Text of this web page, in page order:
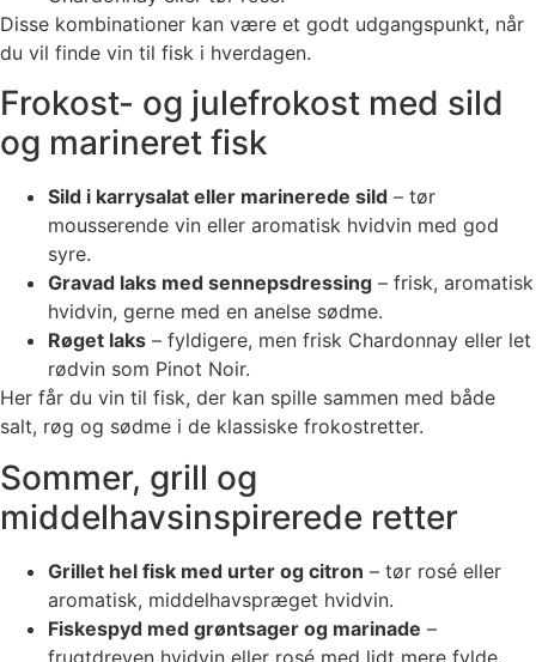
Disse kombinationer kan være et godt udgangspunkt, når
du vil finde vin til fisk i hverdagen.
Frokost- og julefrokost med sild
og marineret fisk
Sild i karrysalat eller marinerede sild – tør
mousserende vin eller aromatisk hvidvin med god
syre.
Gravad laks med sennepsdressing – frisk, aromatisk
hvidvin, gerne med en anelse sødme.
Røget laks – fyldigere, men frisk Chardonnay eller let
rødvin som Pinot Noir.
Her får du vin til fisk, der kan spille sammen med både
salt, røg og sødme i de klassiske frokostretter.
Sommer, grill og
middelhavsinspirerede retter
Grillet hel fisk med urter og citron – tør rosé eller
aromatisk, middelhavspræget hvidvin.
Fiskespyd med grøntsager og marinade –
frugtdreven hvidvin eller rosé med lidt mere fylde.